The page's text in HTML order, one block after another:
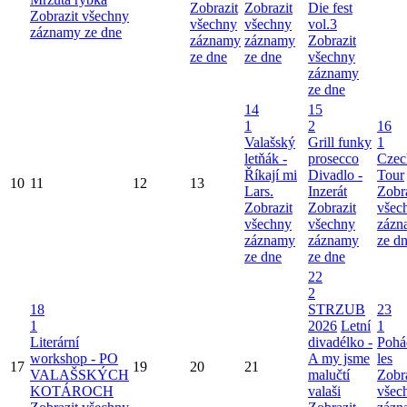
Zobrazit všechny
záznamy ze dne
Zobrazit
všechny
záznamy
ze dne
Zobrazit
všechny
záznamy
ze dne
Die fest
vol.3
Zobrazit
všechny
záznamy
ze dne
10 11 12 13
14
1
Valašský
letňák -
Říkají mi
Lars.
Zobrazit
všechny
záznamy
ze dne
15
2
Grill funky
prosecco
Divadlo -
Inzerát
Zobrazit
všechny
záznamy
ze dne
16
1
Tour
ze
17
18
1
Literární
workshop - PO
VALAŠSKÝCH
KOTÁROCH
19 20 21
22
2
STRZUB
2026 Letní
divadélko -
A my jsme
malučtí
valaši
23
1
les